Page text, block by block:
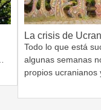
La crisis de
Todo lo que está
algunas semanas
propios ucranianos